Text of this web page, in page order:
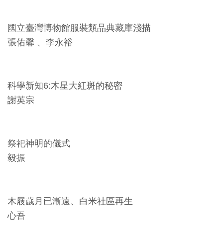
藏
研
便
民
政
開
資
國立臺灣博物館服裝類品典藏庫淺描
張佑馨 、李永裕
科學新知6:木星大紅斑的秘密
謝英宗
祭祀神明的儀式
毅振
木屐歲月已漸遠、白米社區再生
心吾